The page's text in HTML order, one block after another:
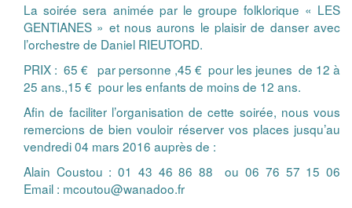
La soirée sera animée par le groupe folklorique « LES
GENTIANES » et nous aurons le plaisir de danser avec
l’orchestre de Daniel RIEUTORD.
PRIX : 65 € par personne ,45 € pour les jeunes de 12 à
25 ans.,15 € pour les enfants de moins de 12 ans.
Afin de faciliter l’organisation de cette soirée, nous vous
remercions de bien vouloir réserver vos places jusqu’au
vendredi 04 mars 2016 auprès de :
Alain Coustou : 01 43 46 86 88 ou 06 76 57 15 06
Email : mcoutou@wanadoo.fr